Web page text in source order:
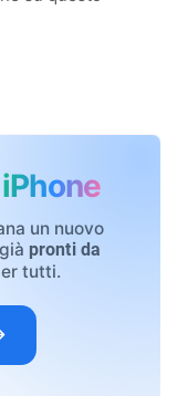
iPhone
un nuovo
pronti da
tutti.